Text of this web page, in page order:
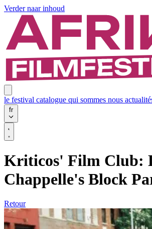
Verder naar inhoud
le festival catalogue qui sommes nous
fr
Kriticos' Film Club:
Chappelle's Block
Retour